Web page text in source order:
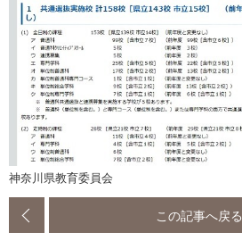
神奈川県教育委員会
この記事へ戻る